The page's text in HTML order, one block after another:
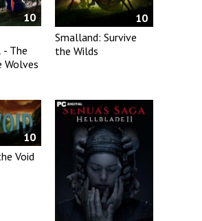
10
- The
10
Smalland: Survive
the Wilds
10
Void